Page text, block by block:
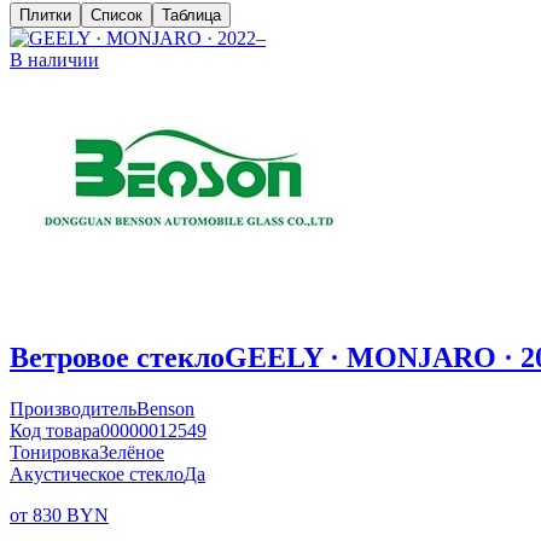
Плитки Список Таблица
В наличии
Ветровое стеклоGEELY · MONJARO ·
ПроизводительBenson
Код товара00000012549
ТонировкаЗелёное
Акустическое стеклоДа
от 830 BYN